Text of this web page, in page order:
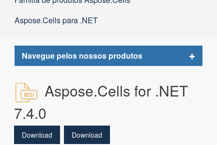
Aspose.Cells para .NET
Navegue pelos nossos produtos
Toggle
Aspose.Cells for .NET
7.4.0
Download Download